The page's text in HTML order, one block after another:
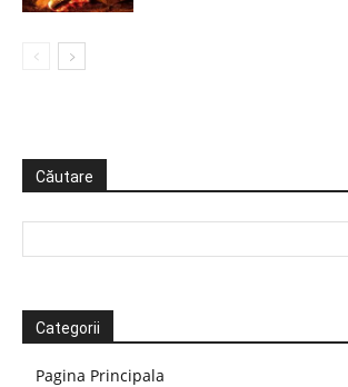
Căutare
Categorii
Pagina Principala